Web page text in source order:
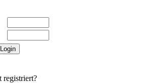
registriert?